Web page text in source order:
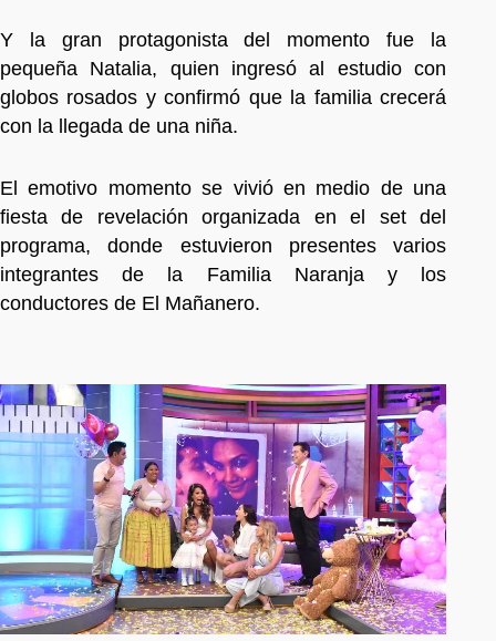
Y la gran protagonista del momento fue la
pequeña Natalia, quien ingresó al estudio con
globos rosados y confirmó que la familia crecerá
con la llegada de una niña.
El emotivo momento se vivió en medio de una
fiesta de revelación organizada en el set del
programa, donde estuvieron presentes varios
integrantes de la Familia Naranja y los
conductores de El Mañanero.